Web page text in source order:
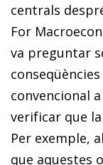
centrals
For
va preguntar
convencional
verificar que
Per exemple,
que aquestes